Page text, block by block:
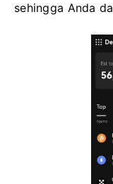
sehingga Anda